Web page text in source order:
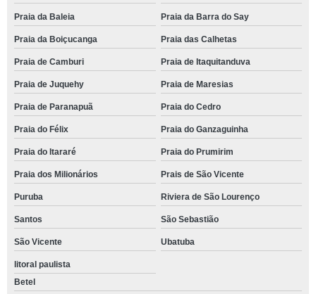
Praia da Baleia Praia da Barra do Say
Praia da Boiçucanga Praia das Calhetas
Praia de Camburi Praia de Itaquitanduva
Praia de Juquehy Praia de Maresias
Praia de Paranapuã Praia do Cedro
Praia do Félix Praia do Ganzaguinha
Praia do Itararé Praia do Prumirim
Praia dos Milionários Prais de São Vicente
Puruba Riviera de São Lourenço
Santos São Sebastião
São Vicente Ubatuba
litoral paulista
Betel